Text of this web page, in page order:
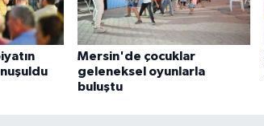
Mersin'de çocuklar
geleneksel oyunlarla
buluştu